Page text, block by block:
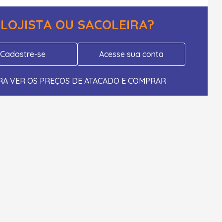
LOJISTA OU SACOLEIRA?
Cadastre-se Acesse sua conta
VER OS PREÇOS DE ATACADO E COMPRAR